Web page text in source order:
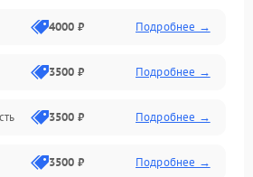
4000 ₽ Подробнее →
3500 ₽ Подробнее →
3500 ₽ Подробнее →
3500 ₽ Подробнее →